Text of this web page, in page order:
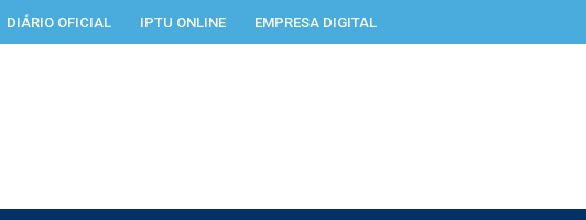
DIÁRIO OFICIAL IPTU ONLINE EMPRESA DIGITAL